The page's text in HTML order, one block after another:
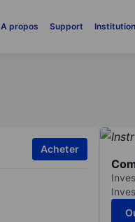
A propos Support
Acheter